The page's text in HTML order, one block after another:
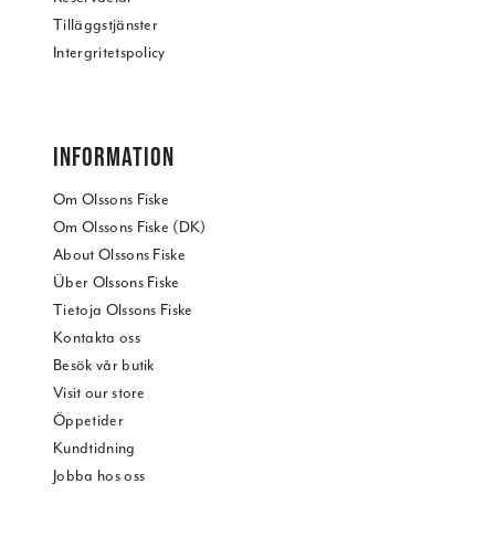
Tilläggstjänster
Intergritetspolicy
INFORMATION
Om Olssons Fiske
Om Olssons Fiske (DK)
About Olssons Fiske
Über Olssons Fiske
Tietoja Olssons Fiske
Kontakta oss
Besök vår butik
Visit our store
Öppetider
Kundtidning
Jobba hos oss